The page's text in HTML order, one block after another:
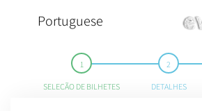
Portuguese
SELEÇÃO DE BILHETES DETALHES